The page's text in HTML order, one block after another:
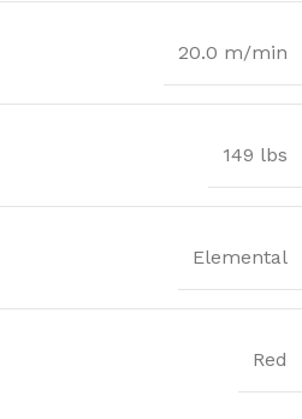
20.0 m/min
149 lbs
Elemental
Red